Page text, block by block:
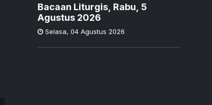
Bacaan Liturgis, Rabu, 5
Agustus 2026
Selasa, 04 Agustus 2026